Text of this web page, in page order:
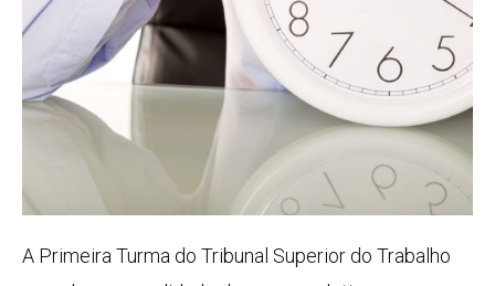
A Primeira Turma do Tribunal Superior do Trabalho